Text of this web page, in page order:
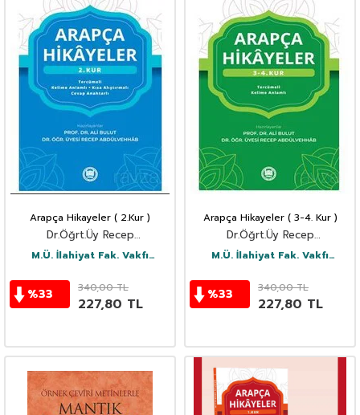
Arapça Hikayeler ( 2.Kur )
Dr.Öğrt.Üy Recep
Abdülvehhab
M.Ü. İlahiyat Fak. Vakfı
%33 340,00TL
227,80 TL
Arapça Hikayeler ( 3-4. Kur )
Dr.Öğrt.Üy Recep
Abdülvehhab
M.Ü. İlahiyat Fak. Vakfı
%33 340,00TL
227,80 TL